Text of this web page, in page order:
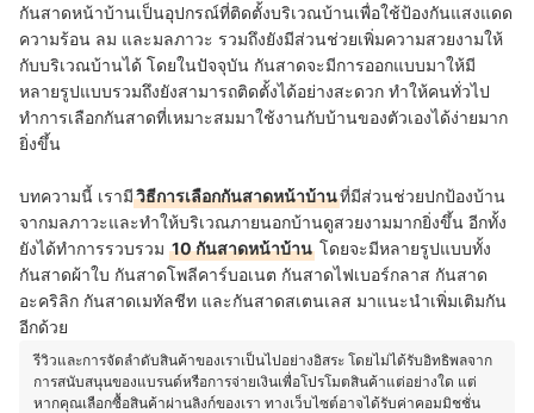
กันสาดหน้าบ้านเป็นอุปกรณ์ที่ติดตั้งบริเวณบ้านเพื่อใช้ป้องกันแสงแดด
ความร้อน ลม และมลภาวะ รวมถึงยังมีส่วนช่วยเพิ่มความสวยงามให้
กับบริเวณบ้านได้ โดยในปัจจุบัน กันสาดจะมีการออกแบบมาให้มี
หลายรูปแบบรวมถึงยังสามารถติดตั้งได้อย่างสะดวก ทำให้คนทั่วไป
ทำการเลือกกันสาดที่เหมาะสมมาใช้งานกับบ้านของตัวเองได้ง่ายมาก
ยิ่งขึ้น
บทความนี้ เรามีวิธีการเลือกกันสาดหน้าบ้านที่มีส่วนช่วยปกป้องบ้าน
จากมลภาวะและทำให้บริเวณภายนอกบ้านดูสวยงามมากยิ่งขึ้น อีกทั้ง
ยังได้ทำการรวบรวม 10 กันสาดหน้าบ้าน โดยจะมีหลายรูปแบบทั้ง
กันสาดผ้าใบ กันสาดโพลีคาร์บอเนต กันสาดไฟเบอร์กลาส กันสาด
อะคริลิก กันสาดเมทัลชีท และกันสาดสเตนเลส มาแนะนำเพิ่มเติมกัน
อีกด้วย
รีวิวและการจัดลำดับสินค้าของเราเป็นไปอย่างอิสระ โดยไม่ได้รับอิทธิพลจาก
การสนับสนุนของแบรนด์หรือการจ่ายเงินเพื่อโปรโมตสินค้าแต่อย่างใด แต่
หากคุณเลือกซื้อสินค้าผ่านลิงก์ของเรา ทางเว็บไซต์อาจได้รับค่าคอมมิชชั่น